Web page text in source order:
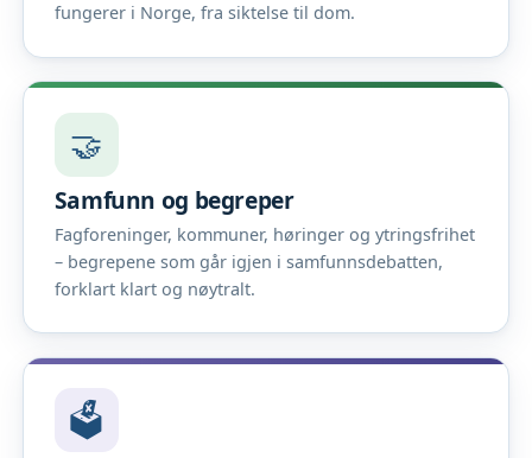
fungerer i Norge, fra siktelse til dom.
🤝
Samfunn og begreper
Fagforeninger, kommuner, høringer og ytringsfrihet
– begrepene som går igjen i samfunnsdebatten,
forklart klart og nøytralt.
🗳️